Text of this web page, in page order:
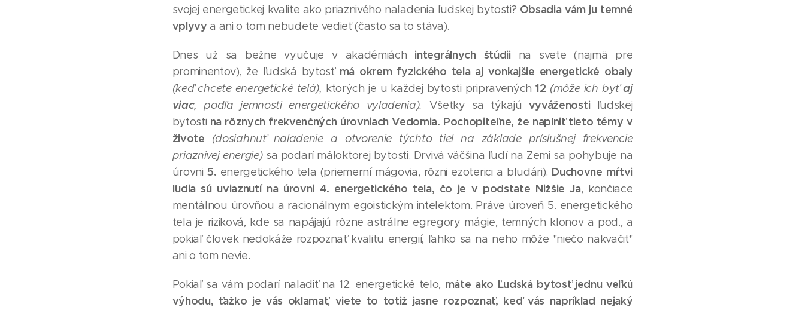
svojej energetickej kvalite ako priaznivého naladenia ľudskej bytosti? Obsadia vám ju temné
vplyvya ani o tom nebudete vedieť (často sa to stáva).
Dnes už sa bežne vyučuje v akadémiách integrálnych štúdiina svete (najmä pre
prominentov), že ľudská bytosť má okrem fyzického tela aj vonkajšie energetické obaly
(keď chcete energetické telá), ktorých je u každej bytosti pripravených12 (môže ich byťaj
viac, podľa jemnosti energetického vyladenia). Všetky sa týkajú vyváženosti ľudskej
bytosti na rôznych frekvenčných úrovniach Vedomia. Pochopiteľne, že naplniť tieto témy v
živote (dosiahnuť naladenie a otvorenie týchto tiel na základe príslušnej frekvencie
priaznivej energie)sa podarí máloktorej bytosti. Drvivá väčšina ľudí na Zemi sa pohybuje na
úrovni 5. energetického tela (priemerní mágovia, rôzni ezoterici a bludári). Duchovne mŕtvi
ľudia sú uviaznutí na úrovni 4. energetického tela, čo je v podstate Nižšie Ja, končiace
mentálnou úrovňou a racionálnym egoistickým intelektom. Práve úroveň 5. energetického
tela je riziková, kde sa napájajú rôzne astrálne egregory mágie, temných klonov a pod., a
pokiaľ človek nedokáže rozpoznať kvalitu energií, ľahko sa na neho môže "niečo nakvačiť"
ani o tom nevie.
Pokiaľ sa vám podarí naladiť na 12. energetické telo, máte ako Ľudská bytosť jednu veľkú
výhodu, ťažko je vás oklamať, viete to totiž jasne rozpoznať, keď vás napríklad nejaký